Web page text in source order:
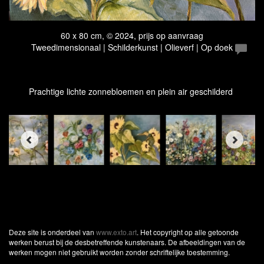
60 x 80 cm, © 2024, prijs op aanvraag
Tweedimensionaal | Schilderkunst | Olieverf | Op doek
Prachtige lichte zonnebloemen en plein air geschilderd
Deze site is onderdeel van www.exto.art. Het copyright op alle getoonde
werken berust bij de desbetreffende kunstenaars. De afbeeldingen van de
werken mogen niet gebruikt worden zonder schriftelijke toestemming.